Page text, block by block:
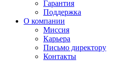
Гарантия
Поддержка
О компании
Миссия
Карьера
Письмо директору
Контакты